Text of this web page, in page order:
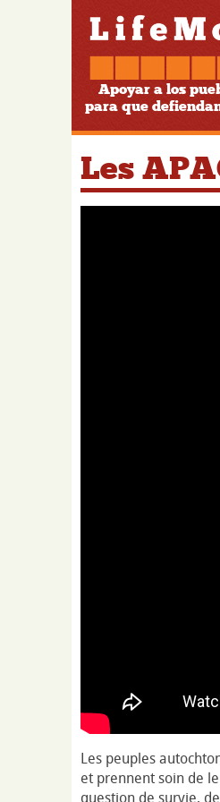
Apoyar a los
para que
Les
Les peuples
et prennent soin de
question de survie,